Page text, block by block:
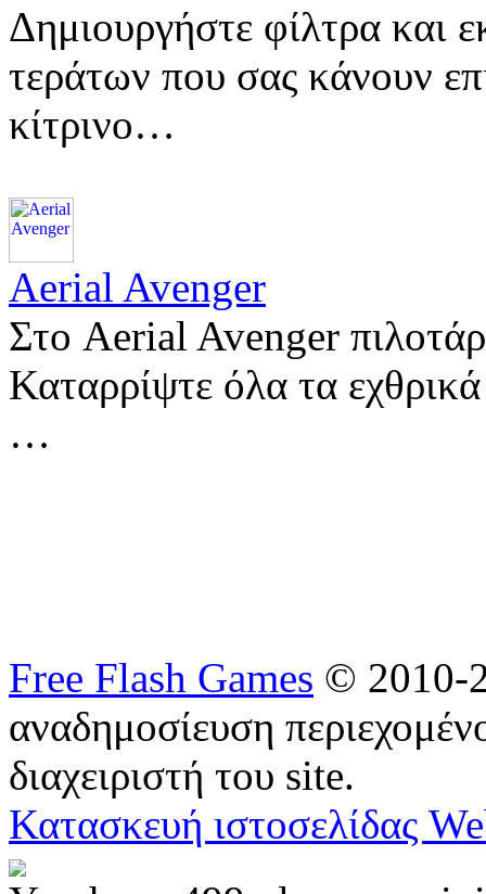
Δημιουργήστε φίλτρα και
τεράτων που σας κάνουν
κίτρινο…
Aerial Avenger
Στο Aerial Avenger
Καταρρίψτε όλα τα
…
Free Flash Games © 2010-
αναδημοσίευση
διαχειριστή του site.
Κατασκευή ιστοσελίδας